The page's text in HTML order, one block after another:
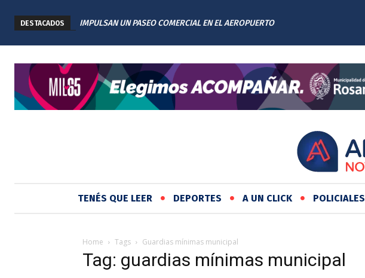
DESTACADOS
IMPULSAN UN PASEO COMERCIAL EN EL AEROPUERTO
TENÉS QUE LEER DEPORTES A UN CLICK POLICIALES
Home Tags Guardias mínimas municipal
Tag: guardias mínimas municipal